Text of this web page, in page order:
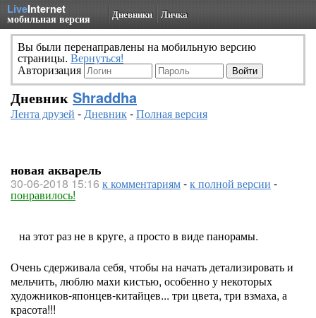
LiveInternet
мобильная версия Дневники Личка
Вы были перенаправлены на мобильную версию
страницы. Вернуться!
Авторизация
Дневник Shraddha
Лента друзей -Дневник-Полная версия
новая акварель
30-06-2018 15:16 к комментариям-к полной версии -
понравилось!
на этот раз не в круге, а просто в виде панорамы.
Очень сдерживала себя, чтобы на начать детализировать и
мельчить, люблю махи кистью, особенно у некоторых
художников-японцев-китайцев... три цвета, три взмаха, а
красота!!!